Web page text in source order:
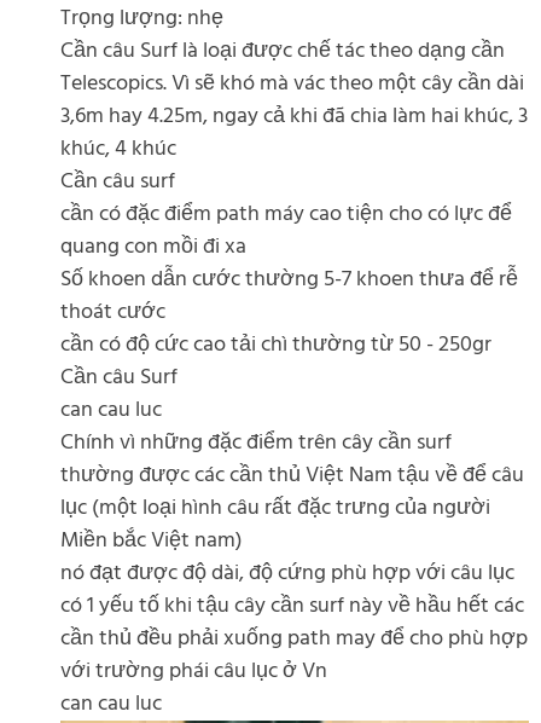
Trọng lượng: nhẹ
Cần câu Surf là loại được chế tác theo dạng cần
Telescopics. Vì sẽ khó mà vác theo một cây cần dài
3,6m hay 4.25m, ngay cả khi đã chia làm hai khúc, 3
khúc, 4 khúc
Cần câu surf
cần có đặc điểm path máy cao tiện cho có lực để
quang con mồi đi xa
Số khoen dẫn cước thường 5-7 khoen thưa để rễ
thoát cước
cần có độ cức cao tải chì thường từ 50 - 250gr
Cần câu Surf
can cau luc
Chính vì những đặc điểm trên cây cần surf
thường được các cần thủ Việt Nam tậu về để câu
lục (một loại hình câu rất đặc trưng của người
Miền bắc Việt nam)
nó đạt được độ dài, độ cứng phù hợp với câu lục
có 1 yếu tố khi tậu cây cần surf này về hầu hết các
cần thủ đều phải xuống path may để cho phù hợp
với trường phái câu lục ở Vn
can cau luc